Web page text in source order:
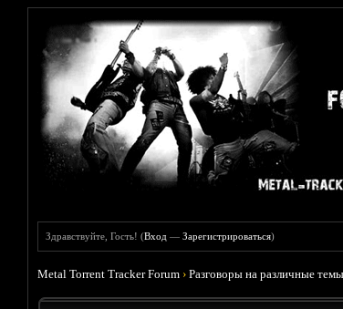
Здравствуйте, Гость! (Вход —Зарегистрироваться)
Metal Torrent Tracker Forum ›Разговоры на различные темы